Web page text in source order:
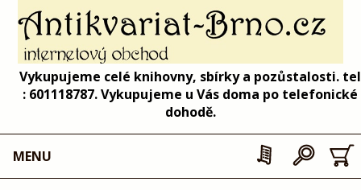
Vykupujeme celé knihovny, sbírky a pozůstalosti. tel
: 601118787. Vykupujeme u Vás doma po telefonické
dohodě.
MENU